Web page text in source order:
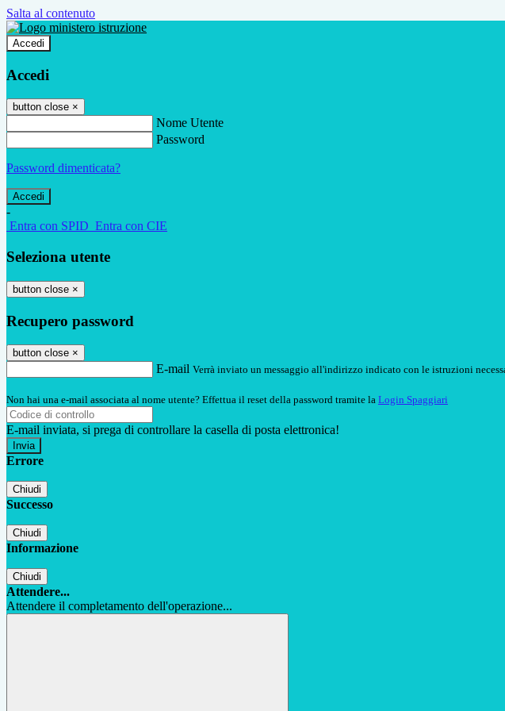
Salta al contenuto
Accedi
Accedi
button close ×
Nome Utente
Password
Password dimenticata?
-
Entra con SPID Entra con CIE
Seleziona utente
button close ×
Recupero password
button close ×
E-mail Verrà inviato un messaggio all'indirizzo indicato con le istruzioni
Non hai una e-mail associata al nome utente? Effettua il reset della password tramite la Login Spaggiari
E-mail inviata, si prega di controllare la casella di posta elettronica!
Errore
Chiudi
Successo
Chiudi
Informazione
Chiudi
Attendere...
Attendere il completamento dell'operazione...